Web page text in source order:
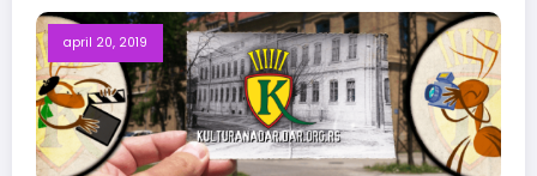
april 20, 2019